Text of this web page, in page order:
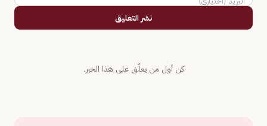
نشر التعليق
كن أول من يعلّق على هذا الخبر.